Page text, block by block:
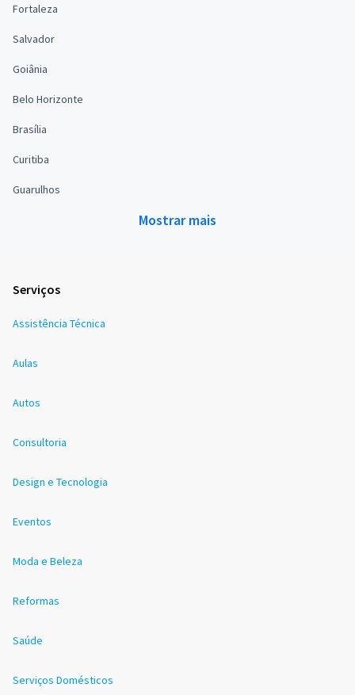
Fortaleza
Salvador
Goiânia
Belo Horizonte
Brasília
Curitiba
Guarulhos
Mostrar mais
Serviços
Assistência Técnica
Aulas
Autos
Consultoria
Design e Tecnologia
Eventos
Moda e Beleza
Reformas
Saúde
Serviços Domésticos